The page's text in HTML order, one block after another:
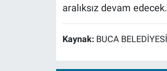
aralıksız devam edecek.
Kaynak: BUCA BELEDİYESİ